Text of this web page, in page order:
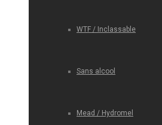
WTF / Inclassable
Sans alcool
Mead / Hydromel